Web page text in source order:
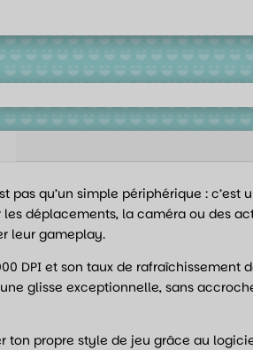
pas qu’un simple périphérique :
déplacements, la caméra ou des
leur gameplay.
DPI et son taux de
glisse exceptionnelle, sans
propre style de jeu grâce au